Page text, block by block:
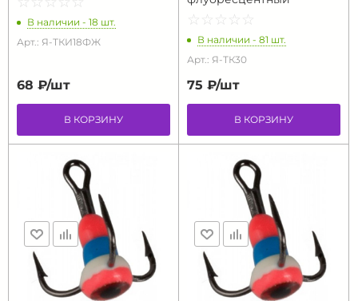
В наличии - 18 шт.
Арт.: Я-ТКИ18ФЖ
68 ₽/шт
В КОРЗИНУ
☆ ☆ ☆ ☆ ☆
★ ★ ★ ★ ★
В наличии - 81 шт.
Арт.: Я-ТК30
75 ₽/шт
В КОРЗИНУ